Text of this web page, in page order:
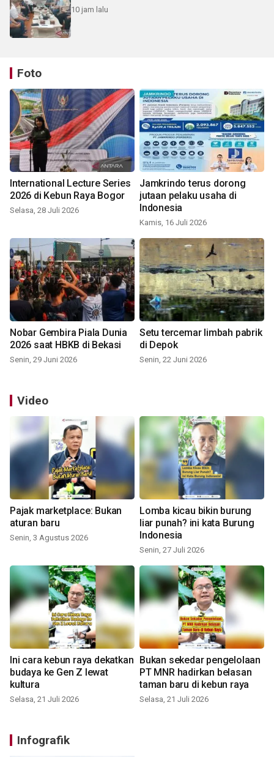
10 jam lalu
Foto
International Lecture Series
2026 di Kebun Raya Bogor
Selasa, 28 Juli 2026
Jamkrindo terus dorong
jutaan pelaku usaha di
Indonesia
Kamis, 16 Juli 2026
Nobar Gembira Piala Dunia
2026 saat HBKB di Bekasi
Senin, 29 Juni 2026
Setu tercemar limbah pabrik
di Depok
Senin, 22 Juni 2026
Video
Pajak marketplace: Bukan
aturan baru
Senin, 3 Agustus 2026
Lomba kicau bikin burung
liar punah? ini kata Burung
Indonesia
Senin, 27 Juli 2026
Ini cara kebun raya dekatkan
budaya ke Gen Z lewat
kultura
Selasa, 21 Juli 2026
Bukan sekedar pengelolaan
PT MNR hadirkan belasan
taman baru di kebun raya
Selasa, 21 Juli 2026
Infografik